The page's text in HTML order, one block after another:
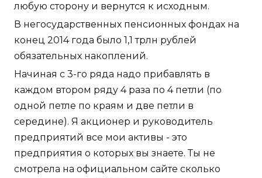
любую сторону и вернутся к исходным.
В негосударственных пенсионных фондах на
конец 2014 года было 1,1 трлн рублей
обязательных накоплений.
Начиная с 3-го ряда надо прибавлять в
каждом втором ряду 4 раза по 4 петли (по
одной петле по краям и две петли в
середине). Я акционер и руководитель
предприятий все мои активы - это
предприятия о которых вы знаете. Ты не
смотрела на официальном сайте сколько